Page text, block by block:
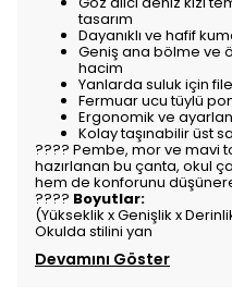
tasarım
Dayanıklı ve hafif
Geniş ana bölme ve
hacim
Yanlarda suluk için
Fermuar ucu tüylü
Ergonomik ve
Kolay taşınabilir üst
???? Pembe, mor ve mavi
hazırlanan bu çanta, okul
hem de konforunu
???? Boyutlar:
(Yükseklik x Genişlik x
Okulda stilini yan
Devamını Göster